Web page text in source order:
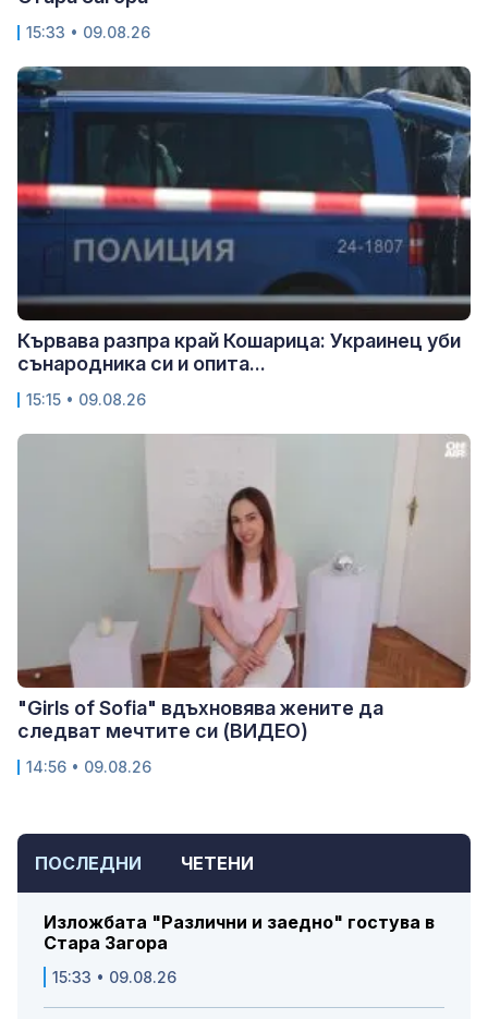
ПОСЛЕДНИ ЧЕТЕНИ
Изложбата "Различни и заедно" гостува в
Стара Загора
15:33 • 09.08.26
15:33 • 09.08.26
Кървава разпра край Кошарица: Украинец уби
сънародника си и опита...
15:15 • 09.08.26
"Girls of Sofia" вдъхновява жените да
следват мечтите си (ВИДЕО)
14:56 • 09.08.26